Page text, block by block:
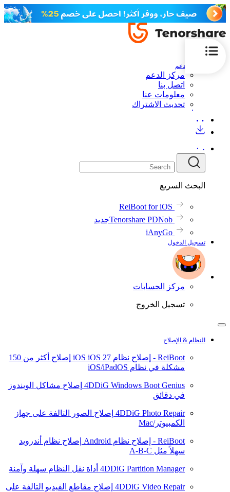
الدعم
مركز الدعم
اتصل بنا
معلومات عنا
تحديث الاشتراك
البحث السريع
ReiBoot for iOS
Tenorshare PDNobجديد
iAnyGo
تسجيل الدخول
مركز الحسابات
تسجيل الخروج
النظام & الإصلاح
ReiBoot - إصلاح نظام iOS iOS 27
إصلاح أكثر من 150
مشكلة في نظام iOS/iPadOS
4DDiG Windows Boot Genius إصلاح مشاكل الويندوز
في دقائق
4DDiG Photo Repair إصلاح الصور التالفة على جهاز
الكمبيوتر/Mac
ReiBoot - إصلاح نظام Android
إصلاح نظام أندرويد
سهلاً مثل A-B-C
4DDiG Partition Manager أداة نقل النظام سهلة وآمنة
4DDiG Video Repair إصلاح مقاطع الفيديو التالفة على